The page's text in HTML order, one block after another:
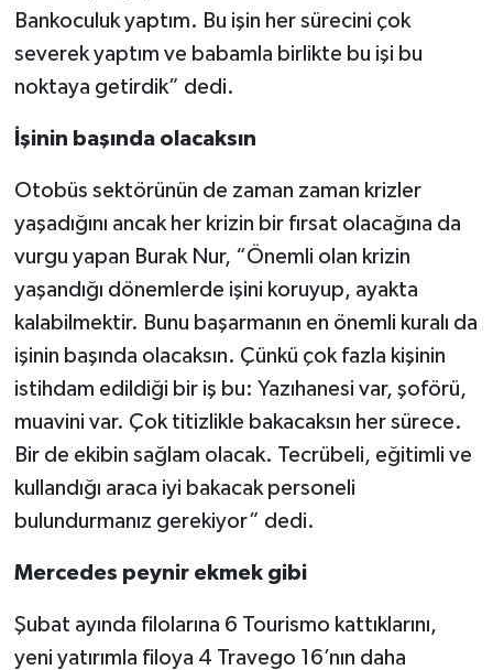
Bankoculuk yaptım. Bu işin her sürecini çok
severek yaptım ve babamla birlikte bu işi bu
noktaya getirdik” dedi.
İşinin başında olacaksın
Otobüs sektörünün de zaman zaman krizler
yaşadığını ancak her krizin bir fırsat olacağına da
vurgu yapan Burak Nur, “Önemli olan krizin
yaşandığı dönemlerde işini koruyup, ayakta
kalabilmektir. Bunu başarmanın en önemli kuralı da
işinin başında olacaksın. Çünkü çok fazla kişinin
istihdam edildiği bir iş bu: Yazıhanesi var, şoförü,
muavini var. Çok titizlikle bakacaksın her sürece.
Bir de ekibin sağlam olacak. Tecrübeli, eğitimli ve
kullandığı araca iyi bakacak personeli
bulundurmanız gerekiyor” dedi.
Mercedes peynir ekmek gibi
Şubat ayında filolarına 6 Tourismo kattıklarını,
yeni yatırımla filoya 4 Travego 16’nın daha